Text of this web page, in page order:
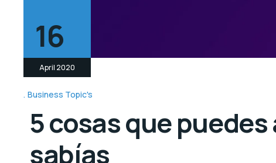
16
April 2020
Business Topic's
5 cosas que
sabías